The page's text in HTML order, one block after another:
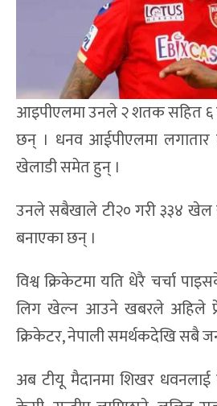
आइपीएलमा उनले २ शतक सहित ६
छन् । धनव आईपीएलमा लगातार
खेलाडी समेत हुन् ।
उनले सबैखाले टी२० गरी ३३४
बनाएका छन् ।
विश्व क्रिकेटमा यति धेरै चर्चा
लिग खेल्न आउने खबरले अहिले
क्रिकेटर, नेपाली समर्थकदेखि सबै
अब टीयू मैदानमा शिखर